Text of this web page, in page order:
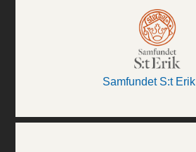
Samfundet S:t Erik